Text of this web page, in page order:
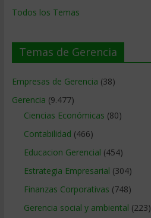
Todos los Temas
Temas de Gerencia
Empresas de Gerencia (38)
Gerencia (9.477)
Ciencias Económicas (80)
Contabilidad (466)
Educacion Gerencial (454)
Estrategia Empresarial (304)
Finanzas Corporativas (748)
Gerencia social y ambiental (223)